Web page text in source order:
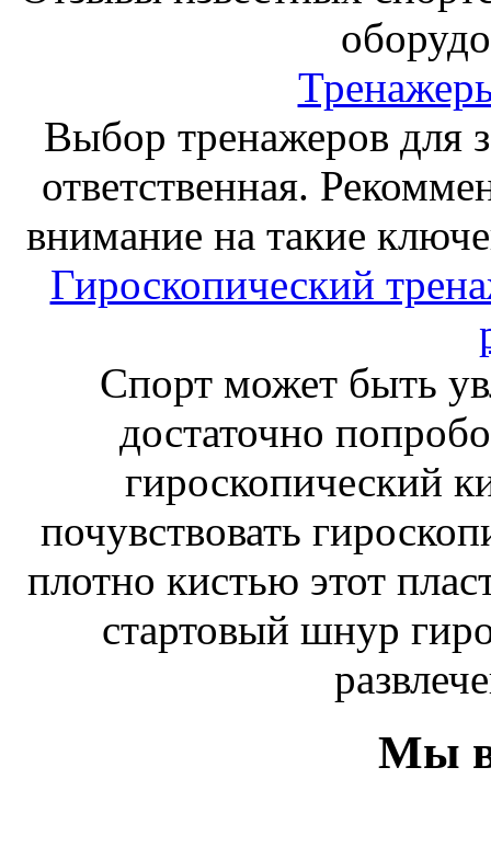
Выбор тренажеров для
ответственная.
внимание на такие
Гироскопический
Спорт может быть
достаточно
гироскопический
почувствовать
плотно кистью этот
стартовый шнур
Мы в